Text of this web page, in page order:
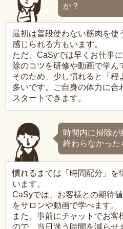
か？
最初は普段使わない筋肉を使
感じられる方もいます。
ただ、CaSyでは早くお仕事
除のコツを研修や動画で学ん
そのため、少し慣れると「程
多いです。ご自身の体力に合
スタートできます。
時間内に掃除
終わらなかった
慣れるまでは「時間配分」を
います。
CaSyでは、お客様との期待
をサロンや動画で学べます。
また、事前にチャットでお客
ので、当日迷う時間を減らせ